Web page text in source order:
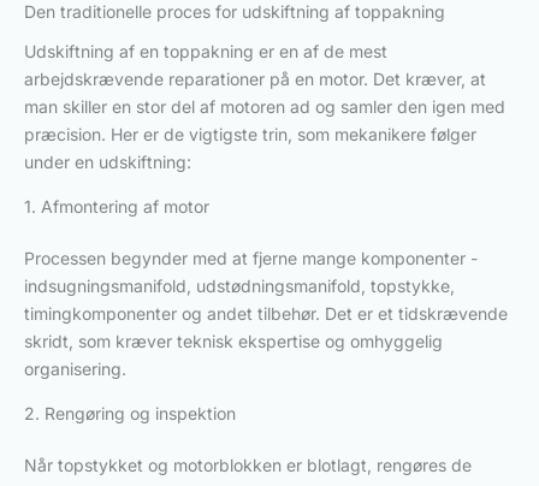
Den traditionelle proces for udskiftning af toppakning
Udskiftning af en toppakning er en af de mest
arbejdskrævende reparationer på en motor. Det kræver, at
man skiller en stor del af motoren ad og samler den igen med
præcision. Her er de vigtigste trin, som mekanikere følger
under en udskiftning:
1. Afmontering af motor
Processen begynder med at fjerne mange komponenter -
indsugningsmanifold, udstødningsmanifold, topstykke,
timingkomponenter og andet tilbehør. Det er et tidskrævende
skridt, som kræver teknisk ekspertise og omhyggelig
organisering.
2. Rengøring og inspektion
Når topstykket og motorblokken er blotlagt, rengøres de